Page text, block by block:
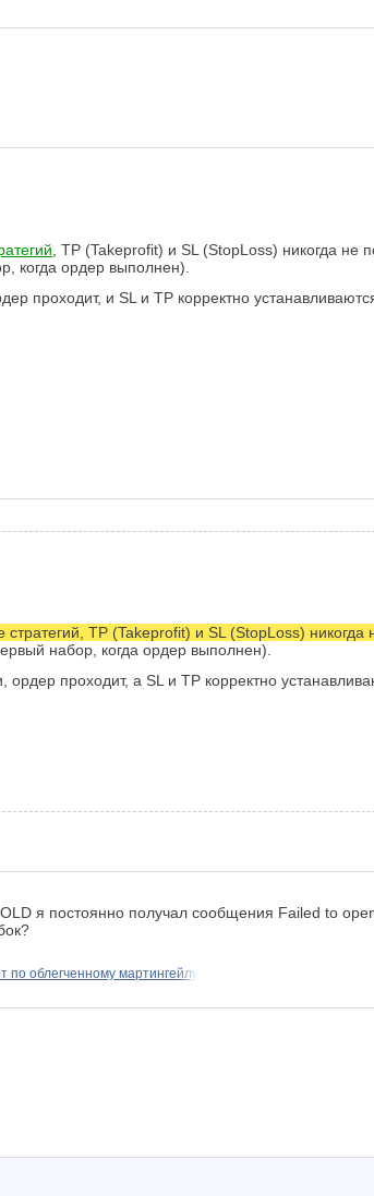
, TP (Takeprofit) и SL (StopLoss) никогда не
когда ордер выполнен).
проходит, и SL и TP корректно
стратегий, TP (Takeprofit) и SL (StopLoss) никогда
набор, когда ордер выполнен).
проходит, а SL и TP корректно
я постоянно получал сообщения Failed to
по облегченному мартингейлу